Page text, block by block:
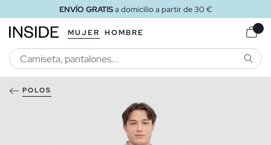
ENVÍO GRATISa domicilio a partir de 30 €
MUJER HOMBRE
POLOS